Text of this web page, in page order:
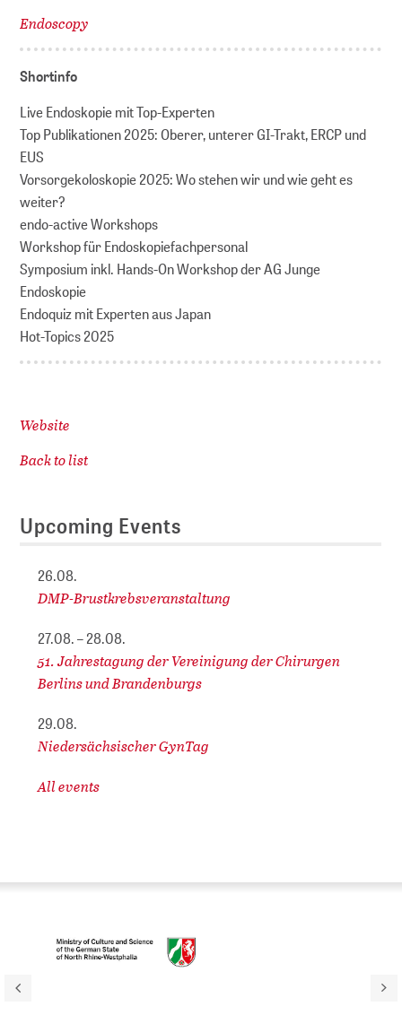
Endoscopy
Shortinfo
Live Endoskopie mit Top-Experten
Top Publikationen 2025: Oberer, unterer GI-Trakt, ERCP und
EUS
Vorsorgekoloskopie 2025: Wo stehen wir und wie geht es
weiter?
endo-active Workshops
Workshop für Endoskopiefachpersonal
Symposium inkl. Hands-On Workshop der AG Junge
Endoskopie
Endoquiz mit Experten aus Japan
Hot-Topics 2025
Website
Back to list
Upcoming Events
26.08.
DMP-Brustkrebsveranstaltung
27.08. – 28.08.
51. Jahrestagung der Vereinigung der Chirurgen
Berlins und Brandenburgs
29.08.
Niedersächsischer GynTag
All events